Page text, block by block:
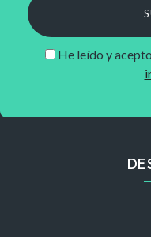
He leído y